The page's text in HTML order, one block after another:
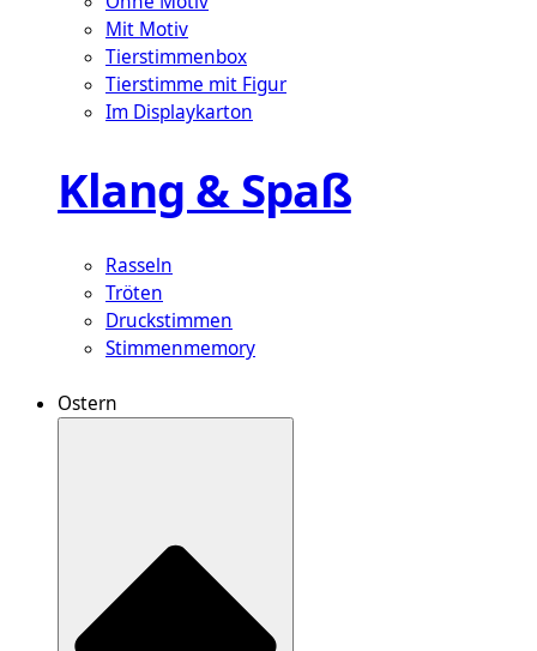
Mit Motiv
Tierstimmenbox
Tierstimme mit Figur
Im Displaykarton
Klang & Spaß
Rasseln
Tröten
Druckstimmen
Stimmenmemory
Ostern